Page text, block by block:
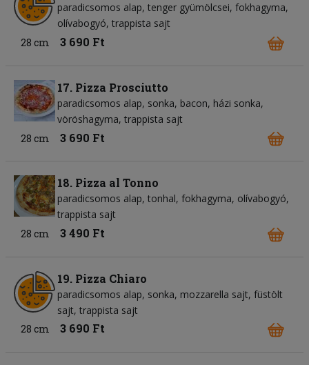
paradicsomos alap tenger gyümölcsei fokhagyma
olívabogyó trappista sajt
28 cm
3 690 Ft
17. Pizza Prosciutto
paradicsomos alap sonka bacon házi sonka
vöröshagyma trappista sajt
28 cm
3 690 Ft
18. Pizza al Tonno
paradicsomos alap tonhal fokhagyma olívabogyó
trappista sajt
28 cm
3 490 Ft
19. Pizza Chiaro
paradicsomos alap sonka mozzarella sajt füstölt
sajt trappista sajt
28 cm
3 690 Ft